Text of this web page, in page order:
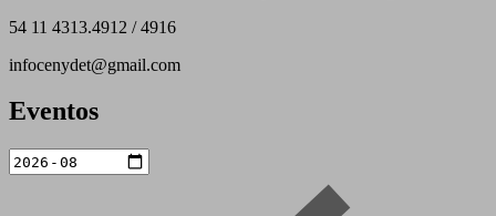
54 11 4313.4912 / 4916
infocenydet@gmail.com
Eventos